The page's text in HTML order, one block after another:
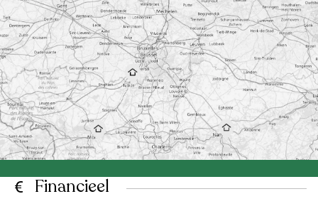
Financieel